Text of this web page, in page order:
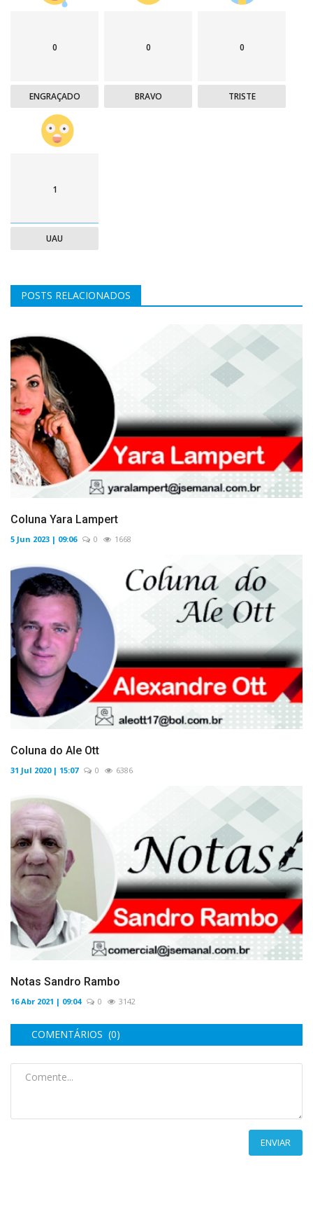
0
ENGRAÇADO
0
BRAVO
0
TRISTE
1
UAU
POSTS RELACIONADOS
Coluna Yara Lampert
5 Jun 2023 | 09:06 0 1668
Coluna do Ale Ott
31 Jul 2020 | 15:07 0 6386
Notas Sandro Rambo
16 Abr 2021 | 09:04 0 3142
COMENTÁRIOS (0)
ENVIAR